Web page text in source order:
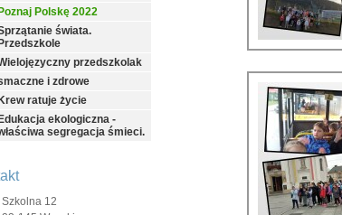
Poznaj Polskę 2022
świata.
Przedszkole
przedszkolak
i zdrowe
Krew ratuje życie
Edukacja ekologiczna -
segregacja śmieci.
Szkolna 12